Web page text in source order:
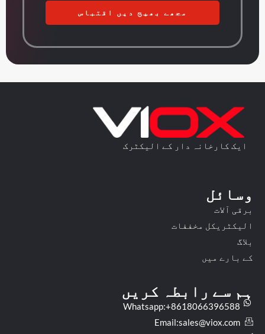
مجھے بھیج دیں اقتباس
ایک کارخانہ دار کے الیکٹرک
وسائل
برقی آلات
الیکٹریکل مخففات
بلاگ
کے بارے میں
ہم سے رابطہ کریں
Whatsapp:+8618066396588
Email:sales@viox.com